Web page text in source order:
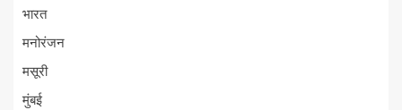
भारत
मनोरंजन
मसूरी
मुंबई